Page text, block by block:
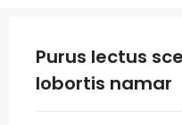
Purus lectus
lobortis namar